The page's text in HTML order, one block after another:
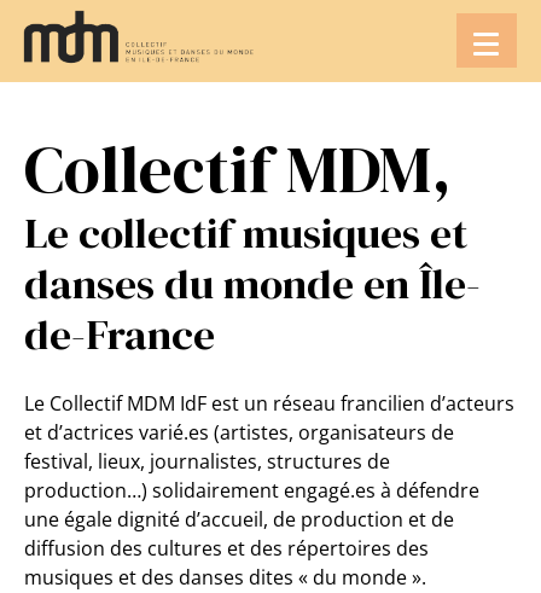
contenu
Collectif MDM,
Le collectif musiques et
danses du monde en Île-
de-France
Le Collectif MDM IdF est un réseau francilien d’acteurs
et d’actrices varié.es (artistes, organisateurs de
festival, lieux, journalistes, structures de
production…) solidairement engagé.es à défendre
une égale dignité d’accueil, de production et de
diffusion des cultures et des répertoires des
musiques et des danses dites « du monde ».